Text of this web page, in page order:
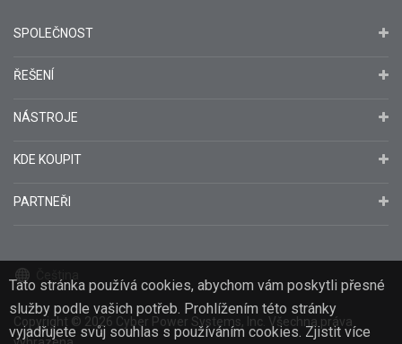
Tato stránka používá cookies, abychom vám poskytli přesné
služby podle vašich potřeb. Prohlížením této stránky
vyjadřujete svůj souhlas s používáním cookies. Zjistit více
SPOLEČNOST
ŘEŠENÍ
NÁSTROJE
KDE KOUPIT
PARTNEŘI
Copyright © 2026 Cyber Power Systems, Inc. Všechna práva